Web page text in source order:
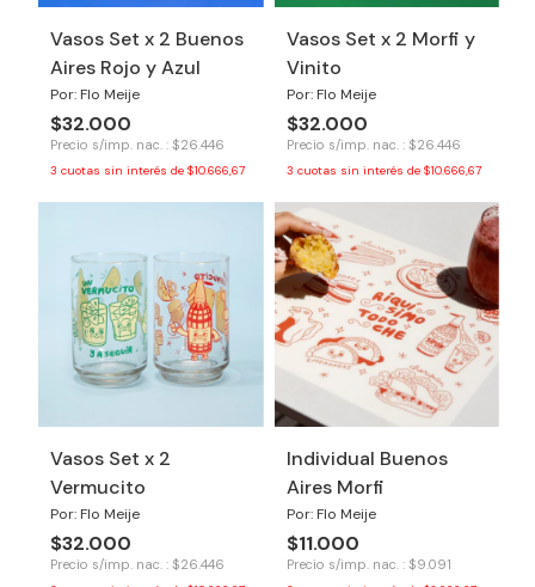
Vasos Set x 2 Buenos
Aires Rojo y Azul
Por: Flo Meije
$32.000
Precio s/imp. nac. : $26.446
3 cuotas sin interés de $10.666,67
Vasos Set x 2 Morfi y
Vinito
Por: Flo Meije
$32.000
Precio s/imp. nac. : $26.446
3 cuotas sin interés de $10.666,67
Vasos Set x 2
Vermucito
Por: Flo Meije
$32.000
Precio s/imp. nac. : $26.446
Individual Buenos
Aires Morfi
Por: Flo Meije
$11.000
Precio s/imp. nac. : $9.091